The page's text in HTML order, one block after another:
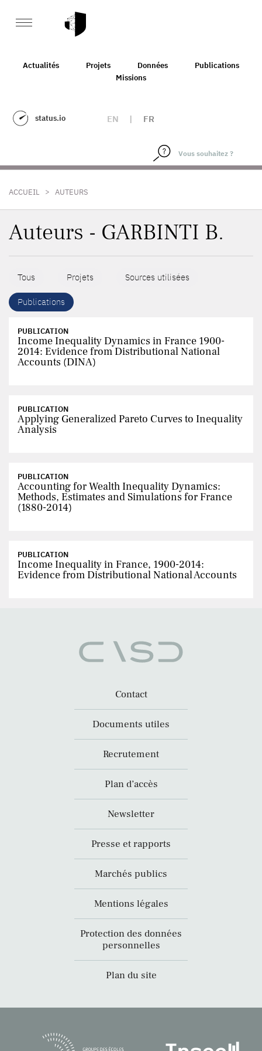
Actualités Projets Données
Publications
Missions
status.io EN | FR
ACCUEIL > AUTEURS
Auteurs - GARBINTI B.
Tous Projets Sources utilisées
Publications
PUBLICATION
Income Inequality Dynamics in France 1900-
2014: Evidence from Distributional National
Accounts (DINA)
PUBLICATION
Applying Generalized Pareto Curves to Inequality
Analysis
PUBLICATION
Accounting for Wealth Inequality Dynamics:
Methods, Estimates and Simulations for France
(1880-2014)
PUBLICATION
Income Inequality in France, 1900-2014:
Evidence from Distributional National Accounts
Contact
Documents utiles
Recrutement
Plan d’accès
Newsletter
Presse et rapports
Marchés publics
Mentions légales
Protection des données
personnelles
Plan du site